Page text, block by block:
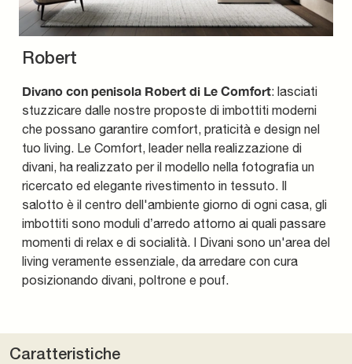
Robert
Divano con penisola Robert di Le Comfort: lasciati
stuzzicare dalle nostre proposte di imbottiti moderni
che possano garantire comfort, praticità e design nel
tuo living. Le Comfort, leader nella realizzazione di
divani, ha realizzato per il modello nella fotografia un
ricercato ed elegante rivestimento in tessuto. Il
salotto è il centro dell'ambiente giorno di ogni casa, gli
imbottiti sono moduli d’arredo attorno ai quali passare
momenti di relax e di socialità. I Divani sono un'area del
living veramente essenziale, da arredare con cura
posizionando divani, poltrone e pouf.
Caratteristiche